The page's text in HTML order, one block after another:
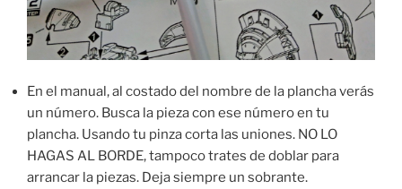
En el manual, al costado del nombre de la plancha verás
un número. Busca la pieza con ese número en tu
plancha. Usando tu pinza corta las uniones. NO LO
HAGAS AL BORDE, tampoco trates de doblar para
arrancar la piezas. Deja siempre un sobrante.